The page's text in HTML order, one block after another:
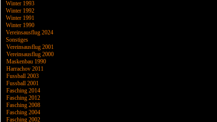
Winter 1993
Winter 1992
Winter 1991
Winter 1990
Vereinsausflug 2024
Sonstiges
Vereinsausflug 2001
Vereinsausflug 2000
Maskenbau 1990
Harrachov 2011
Fussball 2003
Fussball 2001
Fasching 2014
Fasching 2012
Fasching 2008
Fasching 2004
Fasching 2002